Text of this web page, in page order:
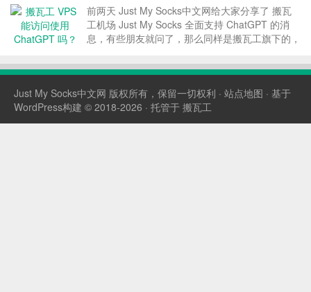
前两天 Just My Socks中文网给大家分享了 搬瓦
工机场 Just My Socks 全面支持 ChatGPT 的消
息，有些朋友就问了，那么同样是搬瓦工旗下的，
VPS 访问 ChatGPT 会不会 Access de...
Just My Socks中文网 版权所有，保留一切权利 · 站点地图 · 基于
WordPress构建 © 2018-2026 · 托管于 搬瓦工